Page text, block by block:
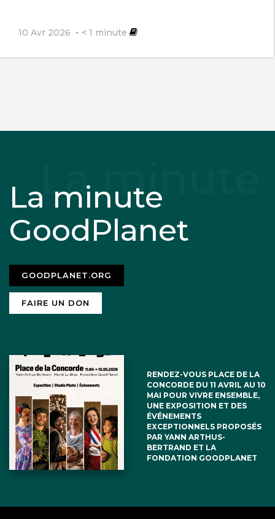
10 Avr 2026 < 1 minute
La minute
GoodPlanet
GOODPLANET.ORG
FAIRE UN DON
RENDEZ-VOUS PLACE DE LA
CONCORDE DU 11 AVRIL AU 10
MAI POUR VIVRE ENSEMBLE,
UNE EXPOSITION ET DES
ÉVÉNEMENTS
EXCEPTIONNELS PROPOSÉS
PAR YANN ARTHUS-
BERTRAND ET LA
FONDATION GOODPLANET